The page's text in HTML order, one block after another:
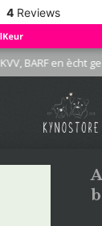
4 Reviews
KVV, BARF en ècht